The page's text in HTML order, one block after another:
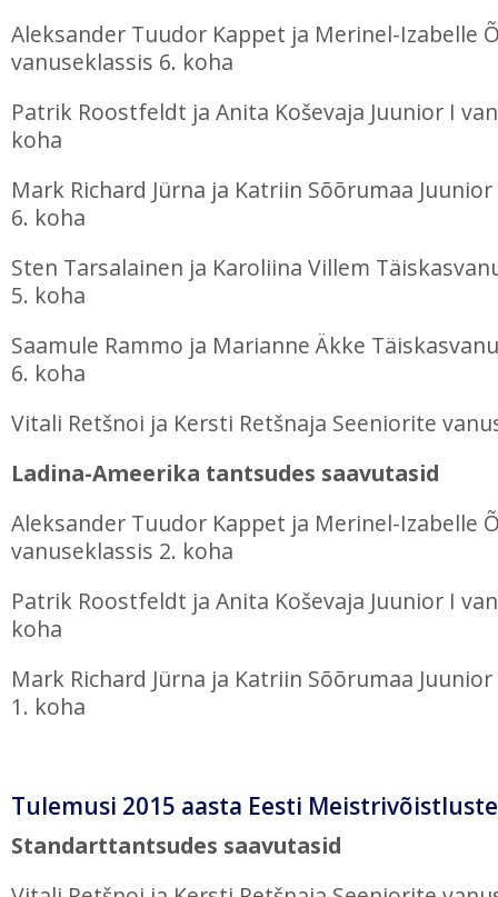
Aleksander Tuudor Kappet ja Merinel-Izabelle
vanuseklassis 6. koha
Patrik Roostfeldt ja Anita Koševaja Juunior I
koha
Mark Richard Jürna ja Katriin Sõõrumaa
6. koha
Sten Tarsalainen ja Karoliina Villem
5. koha
Saamule Rammo ja Marianne Äkke
6. koha
Vitali Retšnoi ja Kersti Retšnaja Seeniorite
Ladina-Ameerika tantsudes saavutasid
Aleksander Tuudor Kappet ja Merinel-Izabelle
vanuseklassis 2. koha
Patrik Roostfeldt ja Anita Koševaja Juunior I
koha
Mark Richard Jürna ja Katriin Sõõrumaa
1. koha
Tulemusi 2015 aasta Eesti
Standarttantsudes saavutasid